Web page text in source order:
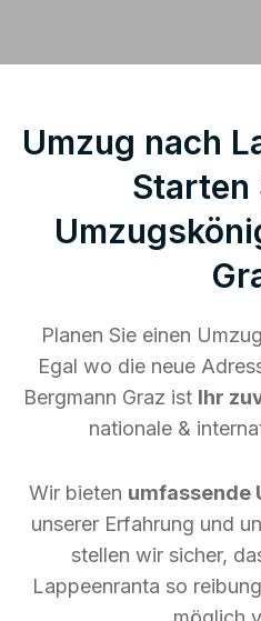
Umzug nach
Starten
Planen Sie einen
Egal wo die neue
Bergmann Graz ist Ihr
nationale &
Wir bieten umfassende
unserer Erfahrung und
stellen wir sicher,
Lappeenranta so